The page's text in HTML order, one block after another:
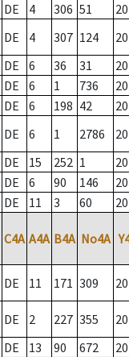
DE 4 306 51
DE 4 307 124
DE 6 36 31
DE 6 1 736
DE 6 198 42
DE 6 1 2786
DE 15 252 1
DE 6 90 146
DE 11 3 60
C4A A4A B4A No4A
DE 11 171 309
DE 2 227 355
DE 13 90 672